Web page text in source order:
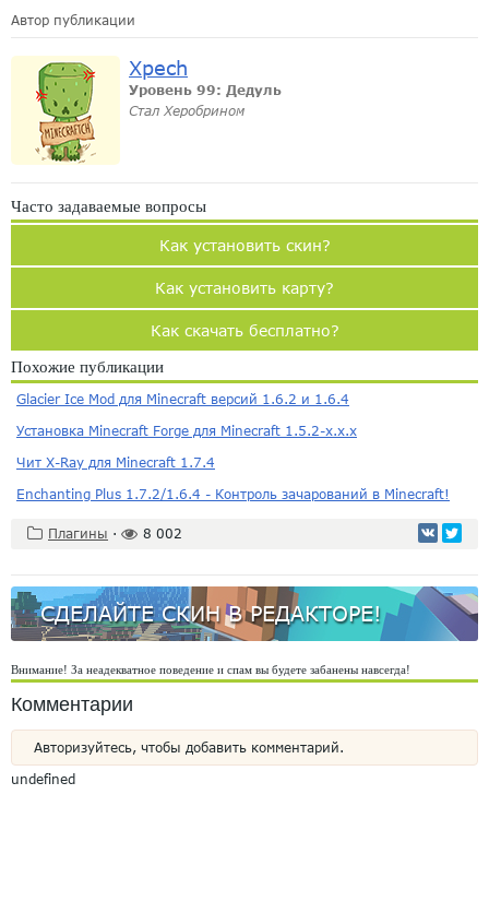
Автор публикации
Xpech
Уровень 99: Дедуль
Стал Херобрином
Часто задаваемые вопросы
Как установить скин?
Как установить карту?
Как скачать бесплатно?
Похожие публикации
Glacier Ice Mod для Minecraft версий 1.6.2 и 1.6.4
Установка Minecraft Forge для Minecraft 1.5.2-x.x.x
Чит X-Ray для Minecraft 1.7.4
Enchanting Plus 1.7.2/1.6.4 - Контроль зачарований в Minecraft!
Плагины · 8 002
СДЕЛАЙТЕ СКИН В РЕДАКТОРЕ!
Внимание! За неадекватное поведение и спам вы будете забанены навсегда!
Комментарии
Авторизуйтесь, чтобы добавить комментарий.
undefined